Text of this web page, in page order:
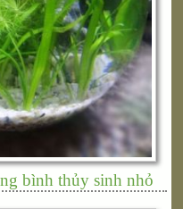
bình thủy sinh nhỏ